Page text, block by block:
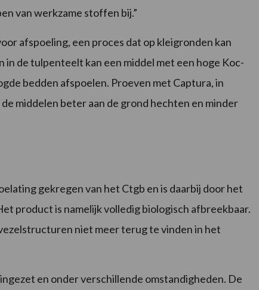
van werkzame stoffen bij.”
afspoeling, een proces dat op kleigronden kan
de tulpenteelt kan een middel met een hoge Koc-
bedden afspoelen. Proeven met Captura, in
middelen beter aan de grond hechten en minder
gekregen van het Ctgb en is daarbij door het
product is namelijk volledig biologisch afbreekbaar.
niet meer terug te vinden in het
en onder verschillende omstandigheden. De